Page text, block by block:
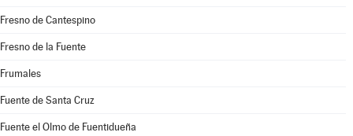
Fresno de Cantespino
Fresno de la Fuente
Frumales
Fuente de Santa Cruz
Fuente el Olmo de Fuentidueña